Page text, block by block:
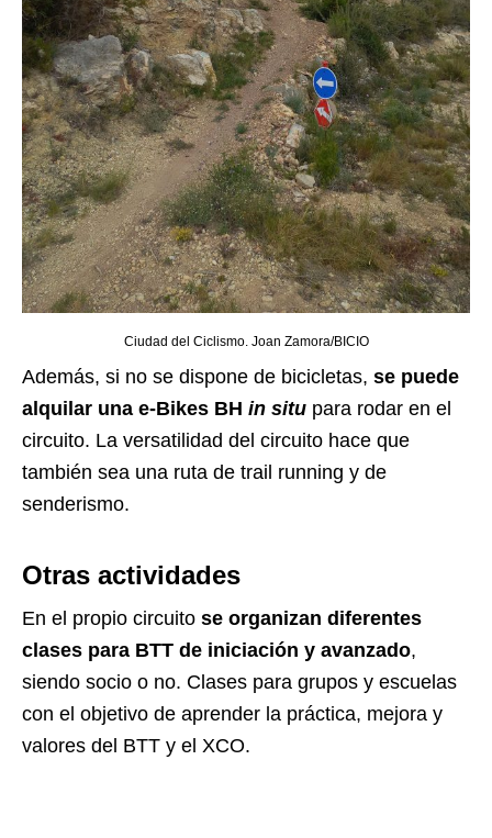
Ciudad del Ciclismo. Joan Zamora/BICIO
Además, si no se dispone de bicicletas, se puede
alquilar una e-Bikes BH in situ para rodar en el
circuito. La versatilidad del circuito hace que
también sea una ruta de trail running y de
senderismo.
Otras actividades
En el propio circuito se organizan diferentes
clases para BTT de iniciación y avanzado,
siendo socio o no. Clases para grupos y escuelas
con el objetivo de aprender la práctica, mejora y
valores del BTT y el XCO.